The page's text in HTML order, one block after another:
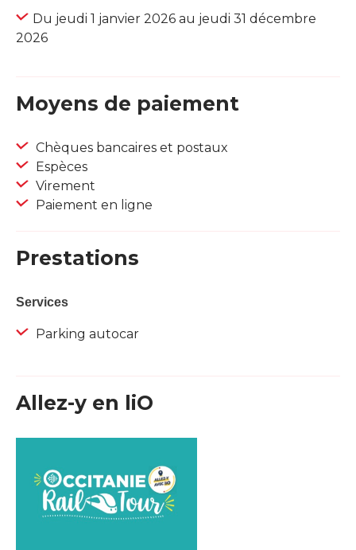
Du jeudi 1 janvier 2026 au jeudi 31 décembre
2026
Moyens de paiement
Chèques bancaires et postaux
Espèces
Virement
Paiement en ligne
Prestations
Services
Parking autocar
Allez-y en liO